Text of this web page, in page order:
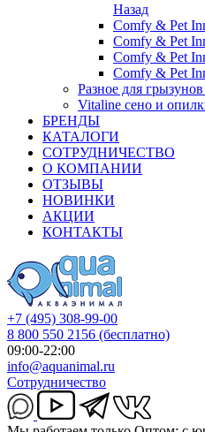
Назад
Comfy & Pet
Comfy & Pet
Comfy & Pet
Comfy & Pet
Разное для
Vitaline сено и
БРЕНДЫ
КАТАЛОГИ
СОТРУДНИЧЕСТВО
О КОМПАНИИ
ОТЗЫВЫ
НОВИНКИ
АКЦИИ
КОНТАКТЫ
+7 (495) 308-99-00
8 800 550 2156 (бесплатно)
09:00-22:00
info@aquanimal.ru
Сотрудничество